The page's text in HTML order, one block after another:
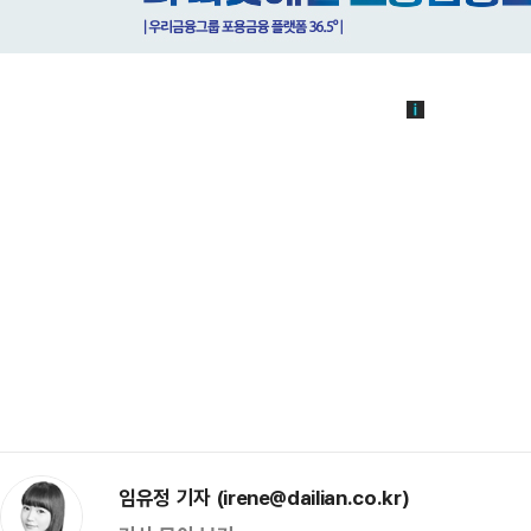
임유정 기자 (irene@dailian.co.kr)